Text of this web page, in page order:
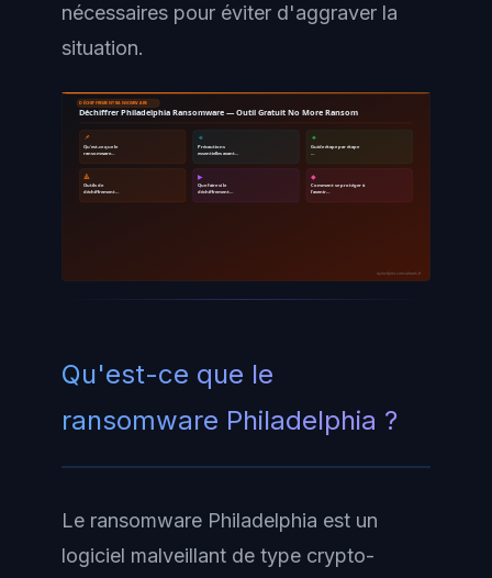
nécessaires pour éviter d'aggraver la
situation.
DÉCHIFFREMENT RANSOMWARE
Déchiffrer Philadelphia Ransomware — Outil Gratuit No More Ransom
📌
Qu'est-ce que le
ransomware…
🔹
Précautions
essentielles avant…
🔸
Guide étape par étape
🔺
Outils de
déchiffrement…
▶
Que faire si le
déchiffrement…
◆
Comment se protéger à
l'avenir…
ayinedjimi-consultants.fr
Qu'est-ce que le
ransomware Philadelphia ?
Le ransomware Philadelphia est un
logiciel malveillant de type crypto-